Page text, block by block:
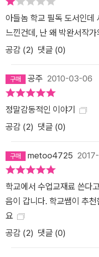
아들놈 학교 필독 도서인데
느낀건데, 난 왜 박완서작
공감 (2) 댓글 (0)
공주 2010-03-06
정말감동적인 이야기
공감 (2) 댓글 (0)
metoo4725
학교에서 수업교재료 쓴다
음이 갑니다. 학교쌤이 추
요
공감 (2) 댓글 (0)